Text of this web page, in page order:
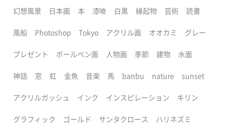
幻想風景 日本画 本 漆喰 白黒 縁起物 芸術 読書
風船 Photoshop Tokyo アクリル画 オオカミ グレー
プレゼント ボールペン画 人物画 季節 建物 水面
神話 窓 虹 金魚 音楽 馬 banbu nature sunset
アクリルガッシュ インク インスピレーション キリン
グラフィック ゴールド サンタクロース ハリネズミ